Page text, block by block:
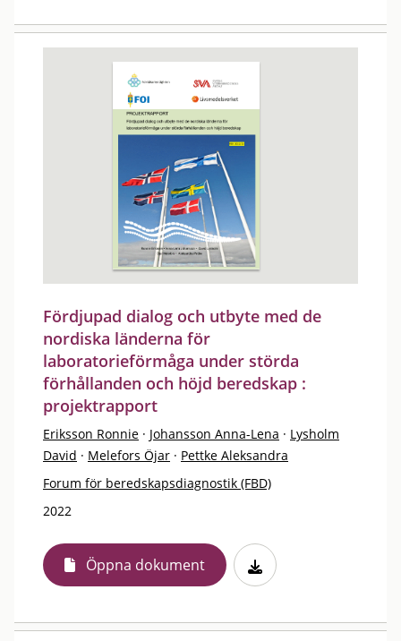
Fördjupad dialog och utbyte med de
nordiska länderna för
laboratorieförmåga under störda
förhållanden och höjd beredskap :
projektrapport
Eriksson Ronnie · Johansson Anna-Lena · Lysholm
David · Melefors Öjar · Pettke Aleksandra
Forum för beredskapsdiagnostik (FBD)
2022
Öppna dokument